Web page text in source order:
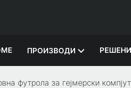
ПРОИЗВОДИ
футрола за гејмерски